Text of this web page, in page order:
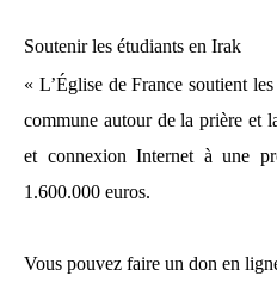
Soutenir les étudiants en Irak
« L’Église de France soutient
commune autour de la prière et
et connexion Internet à une
1.600.000 euros.
Vous pouvez faire un don en